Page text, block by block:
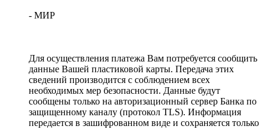
- МИР
Для осуществления платежа Вам потребуется сообщить
данные Вашей пластиковой карты. Передача этих
сведений производится с соблюдением всех
необходимых мер безопасности. Данные будут
сообщены только на авторизационный сервер Банка по
защищенному каналу (протокол TLS). Информация
передается в зашифрованном виде и сохраняется только